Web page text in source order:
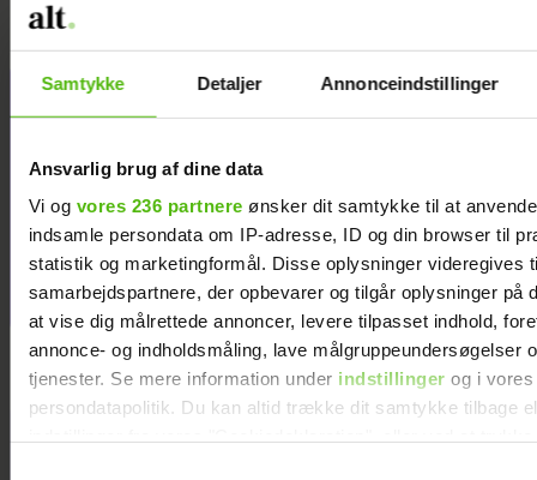
Samtykke Detaljer Annonceindstillinger
Ansvarlig brug af dine data
Vi og vores 236 partnere ønsker dit samtykke til at
indsamle persondata om IP-adresse, ID og din browser til
statistik og marketingformål. Disse oplysninger videregives
samarbejdspartnere, der opbevarer og tilgår oplysninger på
at vise dig målrettede annoncer, levere tilpasset indhold,
annonce- og indholdsmåling, lave målgruppeundersøgelser
tjenester. Se mere information under indstillinger og i vores
persondatapolitik. Du kan altid trække dit samtykke tilbage
forbi hans hus,
fik jeg et chok